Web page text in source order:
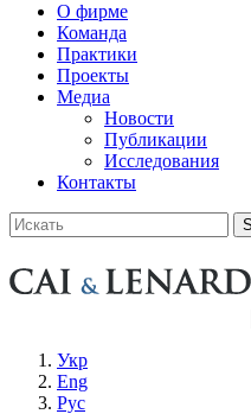
О фирме
Команда
Практики
Проекты
Медиа
Новости
Публикации
Исследования
Контакты
Укр
Eng
Рус